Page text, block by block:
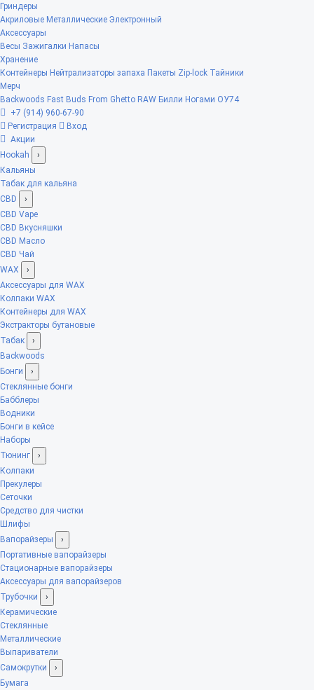
Гриндеры
Акриловые Металлические Электронный
Аксессуары
Весы Зажигалки Напасы
Хранение
Контейнеры Нейтрализаторы запаха Пакеты Zip-lock Тайники
Мерч
Backwoods Fast Buds From Ghetto RAW Билли Ногами ОУ74
+7 (914) 960-67-90
Регистрация
Вход
Акции
Hookah
›
Кальяны
Табак для кальяна
CBD
›
CBD Vape
CBD Вкусняшки
CBD Масло
CBD Чай
WAX
›
Аксессуары для WAX
Колпаки WAX
Контейнеры для WAX
Экстракторы бутановые
Табак
›
Backwoods
Бонги
›
Стеклянные бонги
Бабблеры
Водники
Бонги в кейсе
Наборы
Тюнинг
›
Колпаки
Прекулеры
Сеточки
Средство для чистки
Шлифы
Вапорайзеры
›
Портативные вапорайзеры
Стационарные вапорайзеры
Аксессуары для вапорайзеров
Трубочки
›
Керамические
Стеклянные
Металлические
Выпариватели
Самокрутки
›
Бумага